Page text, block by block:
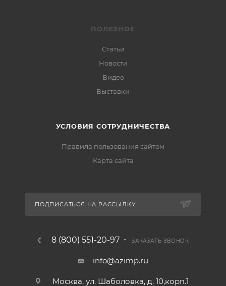
ПОЛЕЗНОЕ
Статьи
Новости
Видео
Выставки
УСЛОВИЯ СОТРУДНИЧЕСТВА
Правила пользования сайтом
Карта сайта
ПОДПИСАТЬСЯ НА РАССЫЛКУ
8 (800) 551-20-97 ЗАКАЗАТЬ ЗВОНОК
info@azimp.ru
Москва, ул. Шаболовка, д. 10,корп.1